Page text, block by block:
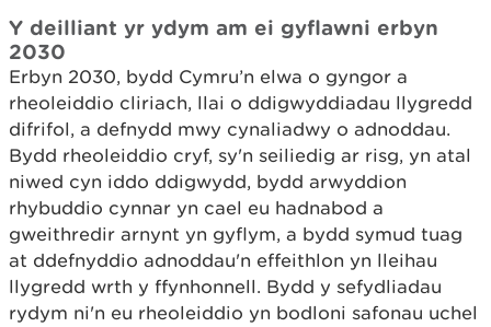
Y deilliant yr ydym am ei gyflawni erbyn
2030
Erbyn 2030, bydd Cymru’n elwa o gyngor a
rheoleiddio cliriach, llai o ddigwyddiadau llygredd
difrifol, a defnydd mwy cynaliadwy o adnoddau.
Bydd rheoleiddio cryf, sy'n seiliedig ar risg, yn atal
niwed cyn iddo ddigwydd, bydd arwyddion
rhybuddio cynnar yn cael eu hadnabod a
gweithredir arnynt yn gyflym, a bydd symud tuag
at ddefnyddio adnoddau'n effeithlon yn lleihau
llygredd wrth y ffynhonnell. Bydd y sefydliadau
rydym ni'n eu rheoleiddio yn bodloni safonau uchel